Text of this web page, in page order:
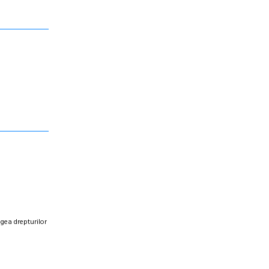
drepturilor